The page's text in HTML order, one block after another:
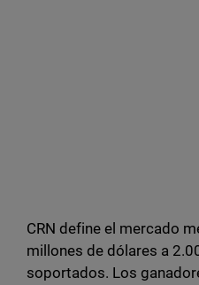
CRN define el mercado
millones de dólares a
soportados. Los